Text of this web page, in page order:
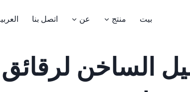
بيت منتج عن اتصل بنا
الساخن لرقائق